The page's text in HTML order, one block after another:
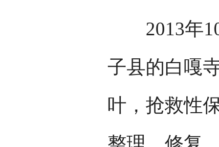
2013年10
子县的白嘎
叶，抢救性